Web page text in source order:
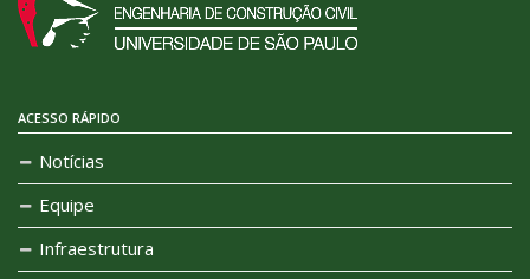
ACESSO RÁPIDO
Notícias
Equipe
Infraestrutura